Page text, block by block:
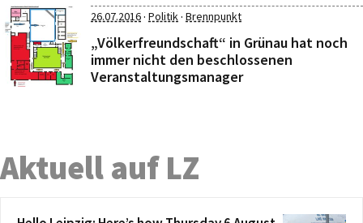
26.07.2016· Politik· Brennpunkt
„Völkerfreundschaft“ in Grünau hat noch
immer nicht den beschlossenen
Veranstaltungsmanager
Aktuell auf LZ